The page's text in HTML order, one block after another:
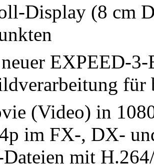
Display (8 cm
EXPEED-
für
(Video) in
im FX-, DX-
mit